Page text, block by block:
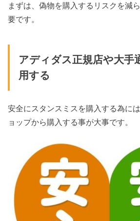
まずは、偽物を購入するリスクを減
要です。
アディダス正規店や大手
用する
安全にスタンスミスを購入する為に
ョップから購入する事が大事です。